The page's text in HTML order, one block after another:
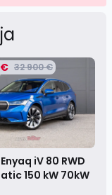
€ 32 900 €
iV 80 RWD
150 kW 70kW